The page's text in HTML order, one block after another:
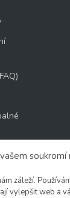
soukromí
záleží.
vylepšit web a